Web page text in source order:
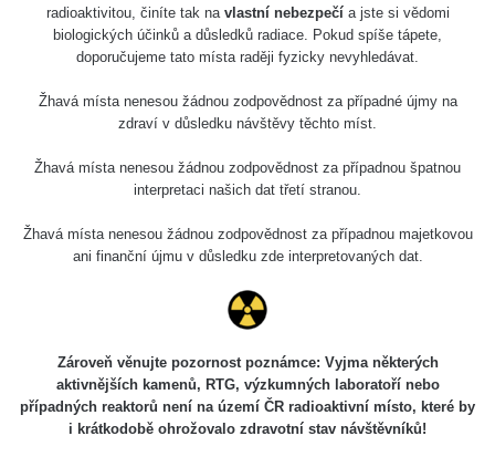
0.28
µSv/h
0.4
µSv/h
µSv/h
0.33
µSv/h
0.28
µSv/h
radioaktivitou, činíte tak na vlastní nebezpečía jste si vědomi
biologických účinků a důsledků radiace. Pokud spíše tápete,
doporučujeme tato místa raději fyzicky nevyhledávat.
Žhavá místa nenesou žádnou zodpovědnost za případné újmy na
zdraví v důsledku návštěvy těchto míst.
Žhavá místa nenesou žádnou zodpovědnost za případnou špatnou
interpretaci našich dat třetí stranou.
Žhavá místa nenesou žádnou zodpovědnost za případnou majetkovou
ani finanční újmu v důsledku zde interpretovaných dat.
Zároveň věnujte pozornost poznámce: Vyjma některých
aktivnějších kamenů, RTG, výzkumných laboratoří nebo
případných reaktorů není na území ČR radioaktivní místo, které by
i krátkodobě ohrožovalo zdravotní stav návštěvníků!